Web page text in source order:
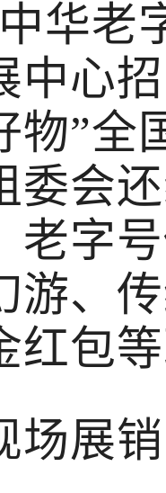
华老
中心
物”全
委会
老字
游、
红包
场展